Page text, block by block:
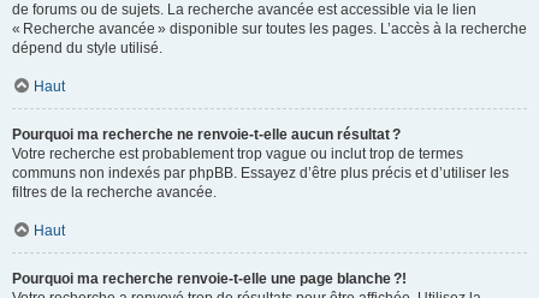
de forums ou de sujets. La recherche avancée est accessible via le lien
« Recherche avancée » disponible sur toutes les pages. L’accès à la recherche
dépend du style utilisé.
Haut
Pourquoi ma recherche ne renvoie-t-elle aucun résultat ?
Votre recherche est probablement trop vague ou inclut trop de termes
communs non indexés par phpBB. Essayez d’être plus précis et d’utiliser les
filtres de la recherche avancée.
Haut
Pourquoi ma recherche renvoie-t-elle une page blanche ?!